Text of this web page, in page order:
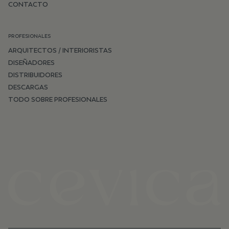
CONTACTO
PROFESIONALES
ARQUITECTOS / INTERIORISTAS
DISEÑADORES
DISTRIBUIDORES
DESCARGAS
TODO SOBRE PROFESIONALES